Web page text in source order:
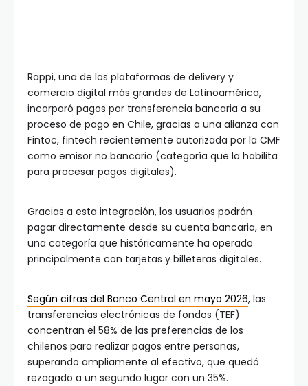
Rappi, una de las plataformas de delivery y
comercio digital más grandes de Latinoamérica,
incorporó pagos por transferencia bancaria a su
proceso de pago en Chile, gracias a una alianza con
Fintoc, fintech recientemente autorizada por la CMF
como emisor no bancario (categoría que la habilita
para procesar pagos digitales).
Gracias a esta integración, los usuarios podrán
pagar directamente desde su cuenta bancaria, en
una categoría que históricamente ha operado
principalmente con tarjetas y billeteras digitales.
Según cifras del Banco Central en mayo 2026, las
transferencias electrónicas de fondos (TEF)
concentran el 58% de las preferencias de los
chilenos para realizar pagos entre personas,
superando ampliamente al efectivo, que quedó
rezagado a un segundo lugar con un 35%.